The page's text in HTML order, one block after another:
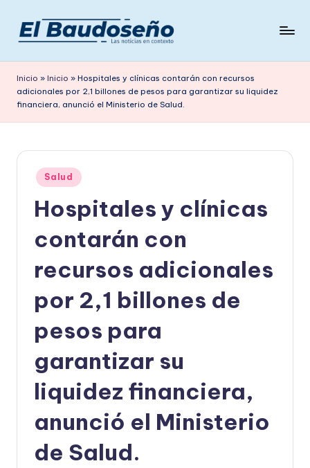
Saltar
contenido
e
ri
ó
d
en
contexto
Inicio » Inicio » Hospitales y clínicas contarán con recursos
adicionales por 2,1 billones de pesos para garantizar su liquidez
financiera, anunció el Ministerio de Salud.
Publicado
en
Salud
Hospitales y clínicas
contarán con
recursos adicionales
por 2,1 billones de
pesos para
garantizar su
liquidez financiera,
anunció el Ministerio
de Salud.